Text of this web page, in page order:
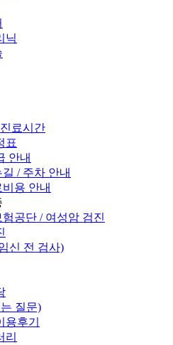
닉
료시간
표
안내
/ 주차 안내
용 안내
공단 / 여성암 검진
신 전 검사)
질문)
용후기
리